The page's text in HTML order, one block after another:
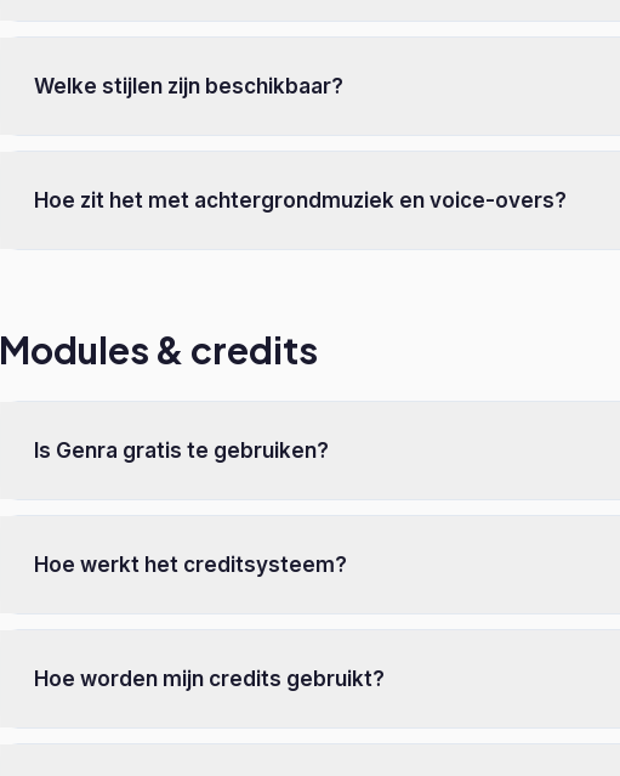
Welke stijlen zijn beschikbaar?
Hoe zit het met achtergrondmuziek en voice-overs?
Modules & credits
Is Genra gratis te gebruiken?
Hoe werkt het creditsysteem?
Hoe worden mijn credits gebruikt?